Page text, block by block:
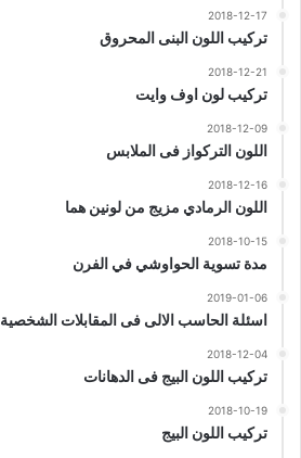
2018-12-17
تركيب اللون البنى المحروق
2018-12-21
تركيب لون اوف وايت
2018-12-09
اللون التركواز فى الملابس
2018-12-16
اللون الرمادي مزيج من لونين هما
2018-10-15
مدة تسوية الحواوشي في الفرن
2019-01-06
اسئلة الحاسب الالى فى المقابلات الشخصية
2018-12-04
تركيب اللون البيج فى الدهانات
2018-10-19
تركيب اللون البيج